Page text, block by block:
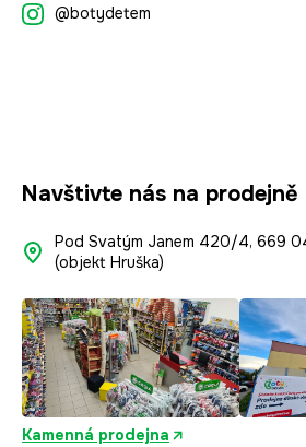
@botydetem
Navštivte nás na prodejně
Pod Svatým Janem 420/4, 669
(objekt Hruška)
Kamenná prodejna